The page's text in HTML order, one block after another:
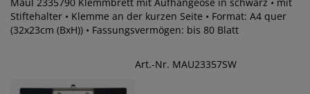
Stiftehalter • Klemme an der kurzen Seite • Format: A4 quer
(32x23cm (BxH)) • Fassungsvermögen: bis 80 Blatt
Art.-Nr. MAU23357SW